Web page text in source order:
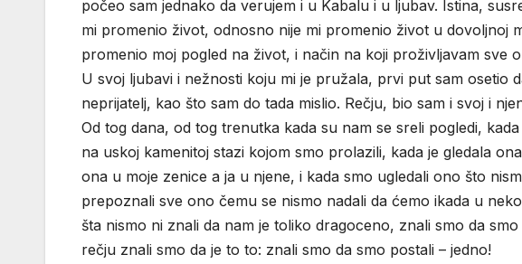
počeo sam jednako da verujem i u Kabalu i u ljubav. Istina,
mi promenio život, odnosno nije mi promenio život u dovoljnoj
promenio moj pogled na život, i način na koji proživljavam sve
U svoj ljubavi i nežnosti koju mi je pružala, prvi put sam osetio
neprijatelj, kao što sam do tada mislio. Rečju, bio sam i svoj i
Od tog dana, od tog trenutka kada su nam se sreli pogledi,
na uskoj kamenitoj stazi kojom smo prolazili, kada je gledala
ona u moje zenice a ja u njene, i kada smo ugledali ono što
prepoznali sve ono čemu se nismo nadali da ćemo ikada u
šta nismo ni znali da nam je toliko dragoceno, znali smo da
rečju znali smo da je to to: znali smo da smo postali – jedno!